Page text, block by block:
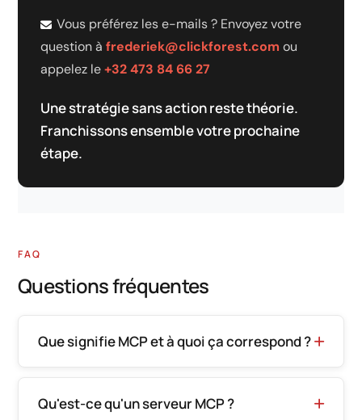
Vous préférez les e-mails ? Envoyez votre
question à frederiek@clickforest.com ou
appelez le+32 473 84 66 27
Une stratégie sans action reste théorie.
Franchissons ensemble votre prochaine
étape.
FAQ
Questions fréquentes
Que signifie MCP et à quoi ça correspond ?
Qu'est-ce qu'un serveur MCP ?